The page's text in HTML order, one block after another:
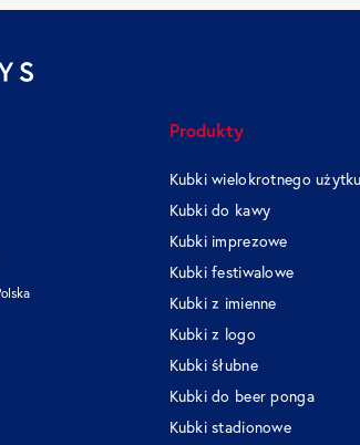
Produkty
Kubki wielokrotnego użytku
Kubki do kawy
Kubki imprezowe
Kubki festiwalowe
Kubki z imienne
Kubki z logo
Kubki śłubne
Kubki do beer ponga
Kubki stadionowe